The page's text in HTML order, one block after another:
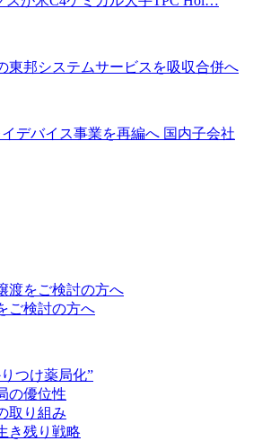
東邦システムサービスを吸収合併へ
デバイス事業を再編へ 国内子会社
渡をご検討の方へ
ご検討の方へ
つけ薬局化”
の優位性
取り組み
き残り戦略